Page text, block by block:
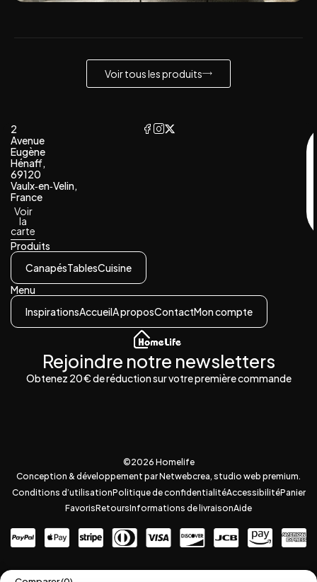
Voir tous les produits
2
Avenue
Eugène
Hénaff,
69120
Vaulx‑en‑Velin,
France
Voir
la
carte
Produits
CanapésTablesCuisine
Menu
InspirationsAccueilA proposContactMon compte
Rejoindre notre newsletters
Obtenez 20 € de réduction sur votre première commande
©2026 Homelife
Conception & développement par Netwebcrea, studio web premium.
Conditions d’utilisationPolitique de confidentialitéAccessibilitéPanier
FavorisRetoursInformations de livraisonAide